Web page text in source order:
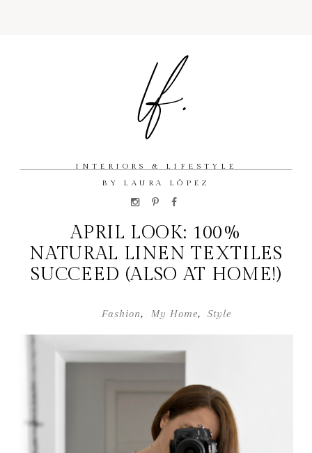
INTERIORS & LIFESTYLE
BY LAURA LÓPEZ
APRIL LOOK: 100%
NATURAL LINEN TEXTILES
SUCCEED (ALSO AT HOME!)
Fashion, My Home,Style